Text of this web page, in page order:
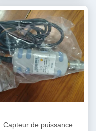
Capteur de puissance